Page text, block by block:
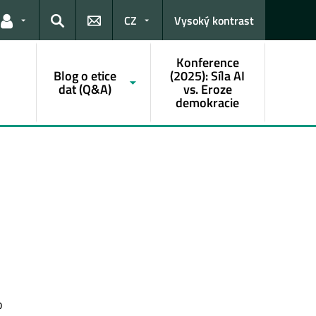
Odkazy pro uživatele
Hledat
CZ Vysoký kontrast
Blog o etice
dat (Q&A)
Konference
(2025): Síla AI
vs. Eroze
demokracie